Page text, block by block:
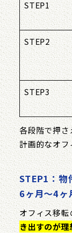
STEP1
STEP2
STEP3
各段階で押
計画的なオ
STEP1：物
6ヶ月〜4ヶ
オフィス移
き出すのが理